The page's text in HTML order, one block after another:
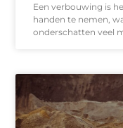
Een verbouwing is
handen te nemen,
onderschatten veel